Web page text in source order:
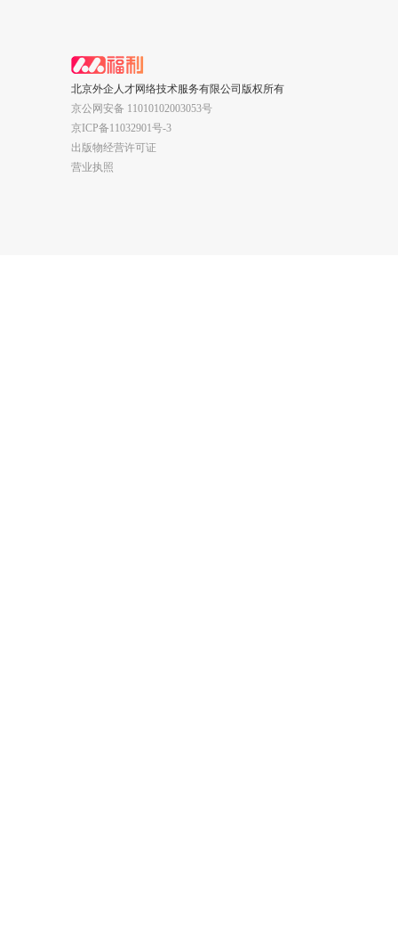
北京外企人才网络技术服务有限公司版权所有
京公网安备 11010102003053号
京ICP备11032901号-3
出版物经营许可证
营业执照